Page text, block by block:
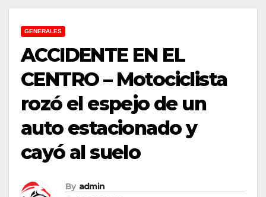
GENERALES
ACCIDENTE EN EL
CENTRO – Motociclista
rozó el espejo de un
auto estacionado y
cayó al suelo
By admin